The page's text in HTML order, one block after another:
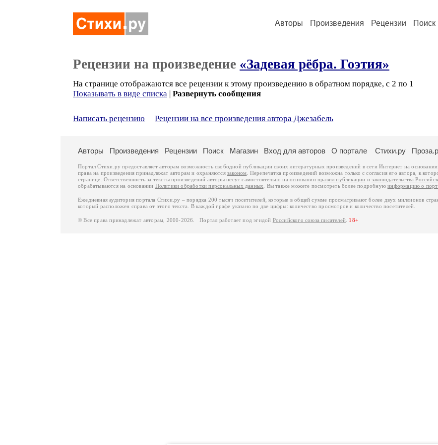
Авторы Произведения Рецензии Поиск
Рецензии на произведение «Задевая рёбра. Гоэтия»
На странице отображаются все рецензии к этому произведению в обратном порядке, с 2 по 1
Показывать в виде списка | Развернуть сообщения
Написать рецензию Рецензии на все произведения автора Джезабель
Авторы Произведения Рецензии Поиск Магазин Вход для авторов О портале Стихи.ру
Портал Стихи.ру предоставляет авторам возможность свободной публикации своих литературных произведений в сети Интернет на
права на произведения принадлежат авторам и охраняются законом . Перепечатка произведений возможна только с согласия его автора, к
странице. Ответственность за тексты произведений авторы несут самостоятельно на основанииправил публикации изаконодательства
обрабатываются на основании Политики обработки персональных данных . Вы также можете посмотреть более подробнуюинформацию о
Ежедневная аудитория портала Стихи.ру – порядка 200 тысяч посетителей, которые в общей сумме просматривают более двух миллионов
который расположен справа от этого текста. В каждой графе указано по две цифры: количество просмотров и количество посетителей.
© Все права принадлежат авторам, 2000-2026. Портал работает под эгидой Российского союза писателей 18+